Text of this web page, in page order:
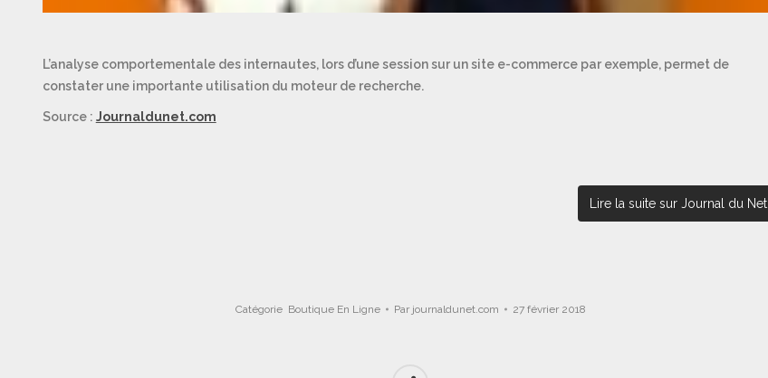
L’analyse comportementale des internautes, lors d’une session sur un site e-commerce par exemple, permet de
constater une importante utilisation du moteur de recherche.
Source : Journaldunet.com
Lire la suite sur Journal du Net
Catégorie Boutique En Ligne Par journaldunet.com 27 février 2018